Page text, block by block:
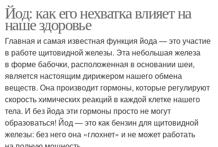
Йод: как его нехватка влияет на
наше здоровье
Главная и самая известная функция йода — это участие
в работе щитовидной железы. Эта небольшая железа
в форме бабочки, расположенная в основании шеи,
является настоящим дирижером нашего обмена
веществ. Она производит гормоны, которые регулируют
скорость химических реакций в каждой клетке нашего
тела. И без йода эти гормоны просто не могут
образоваться! Йод — это как бензин для щитовидной
железы: без него она «глохнет» и не может работать